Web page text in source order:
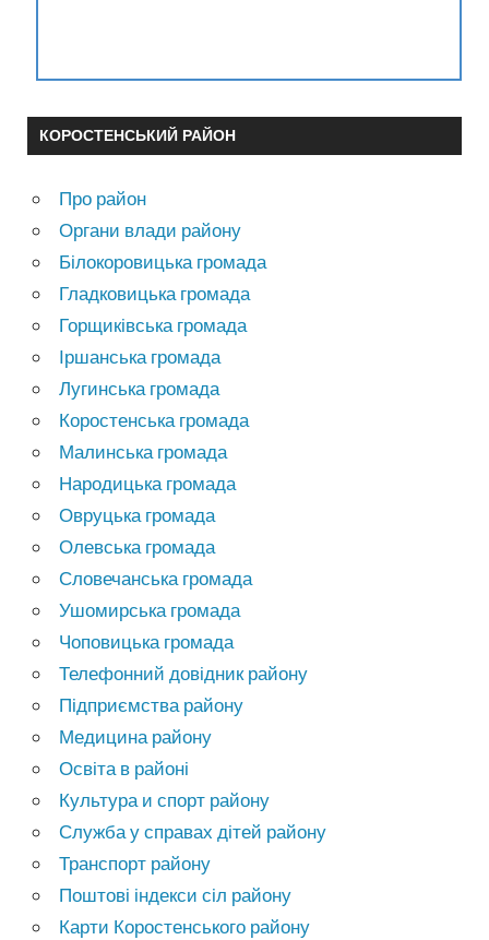
КОРОСТЕНСЬКИЙ РАЙОН
Про район
Органи влади району
Білокоровицька громада
Гладковицька громада
Горщиківська громада
Іршанська громада
Лугинська громада
Коростенська громада
Малинська громада
Народицька громада
Овруцька громада
Олевська громада
Словечанська громада
Ушомирська громада
Чоповицька громада
Телефонний довідник району
Підприємства району
Медицина району
Освіта в районі
Культура и спорт району
Служба у справах дітей району
Транспорт району
Поштові індекси сіл району
Карти Коростенського району